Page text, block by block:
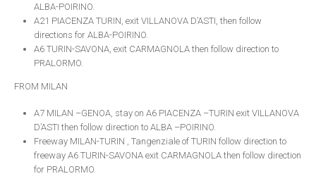
ALBA-POIRINO.
A21 PIACENZA TURIN, exit VILLANOVA D’ASTI, then follow
directions for ALBA-POIRINO.
A6 TURIN-SAVONA, exit CARMAGNOLA then follow direction to
PRALORMO.
FROM MILAN
A7 MILAN –GENOA, stay on A6 PIACENZA –TURIN exit VILLANOVA
D’ASTI then follow direction to ALBA –POIRINO.
Freeway MILAN-TURIN , Tangenziale of TURIN follow direction to
freeway A6 TURIN-SAVONA exit CARMAGNOLA then follow direction
for PRALORMO.